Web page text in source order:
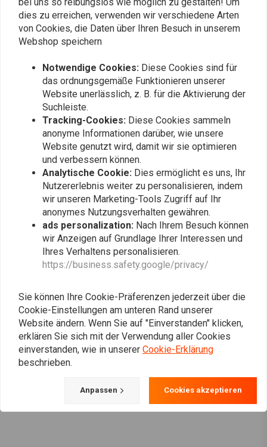
Plaats ook een review
Ähnliche Produkte
DOMINO
Gaszug Verteiler /
Zugverteiler Aluminium
€6,61
Bremslichtschalter
Sensor Banjo M10
€14,29
Mehr laden
dies zu erreichen, verwenden wir verschiedene Arten
von Cookies, die Daten über Ihren Besuch in unserem
Webshop speichern
Notwendige Cookies: Diese Cookies sind für
das ordnungsgemäße Funktionieren unserer
Website unerlässlich, z. B. für die Aktivierung der
Suchleiste.
Tracking-Cookies: Diese Cookies sammeln
anonyme Informationen darüber, wie unsere
Website genutzt wird, damit wir sie optimieren
und verbessern können.
Analytische Cookie: Dies ermöglicht es uns, Ihr
Nutzererlebnis weiter zu personalisieren, indem
wir unseren Marketing-Tools Zugriff auf Ihr
anonymes Nutzungsverhalten gewähren.
ads personalization: Nach Ihrem Besuch können
wir Anzeigen auf Grundlage Ihrer Interessen und
Ihres Verhaltens personalisieren.
https://business.safety.google/privacy/
Sie können Ihre Cookie-Präferenzen jederzeit über die
Cookie-Einstellungen am unteren Rand unserer
Website ändern. Wenn Sie auf "Einverstanden" klicken,
erklären Sie sich mit der Verwendung aller Cookies
einverstanden, wie in unserer Cookie-Erklärung
beschrieben.
Anpassen Cookies akzeptieren